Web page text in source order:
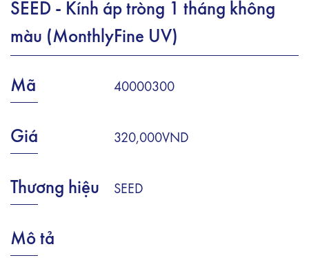
SEED - Kính áp tròng 1 tháng không
màu (MonthlyFine UV)
Mã 40000300
Giá 320,000VND
Thương hiệu SEED
Mô tả